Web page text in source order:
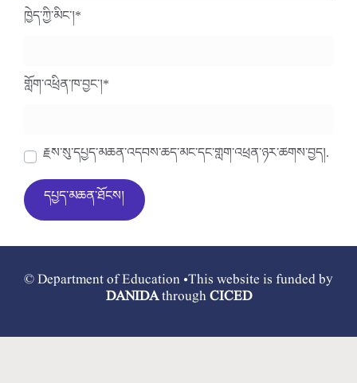
ཁྱེད་ཀྱི་མིང་།*
གློག་འཕྲིན་ཁ་བྱང་།*
རྗེས་སུ་དཔྱད་མཆན་འདེབས་ཆེད་མིང་དང་གློག་འཕྲིན་ཉར་ཚགས་བྱེད།.
© Department of Education •This website is funded by
DANIDAthroughCICED